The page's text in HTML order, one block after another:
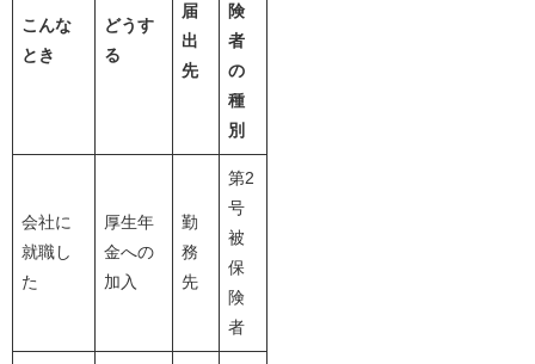
こんな
とき
どうす
る
届
出
先
険
者
の
種
別
会社に
就職し
た
厚生年
金への
加入
勤
務
先
第2
号
被
保
険
者